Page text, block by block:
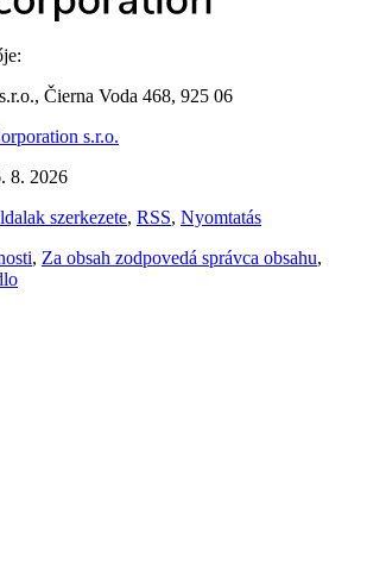
Čierna Voda 468, 925 06
s.r.o.
8. 2026
szerkezete, RSS, Nyomtatás
, Za obsah zodpovedá správca obsahu,